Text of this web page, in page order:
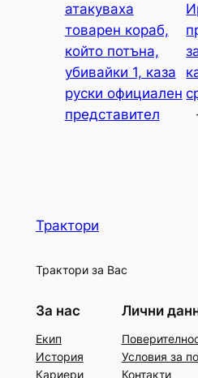
атакуваха
товарен кораб,
който потъна,
убивайки 1, каза
руски официален
представител
Трактори
Трактори за Вас
За нас
Екип
История
Кариери
Лични
Условия за
Контакти